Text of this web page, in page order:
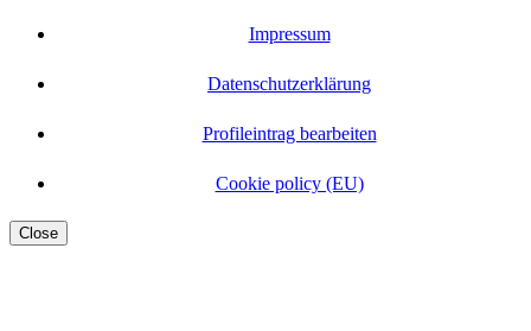
Impressum
Datenschutzerklärung
Profileintrag bearbeiten
Cookie policy (EU)
Close